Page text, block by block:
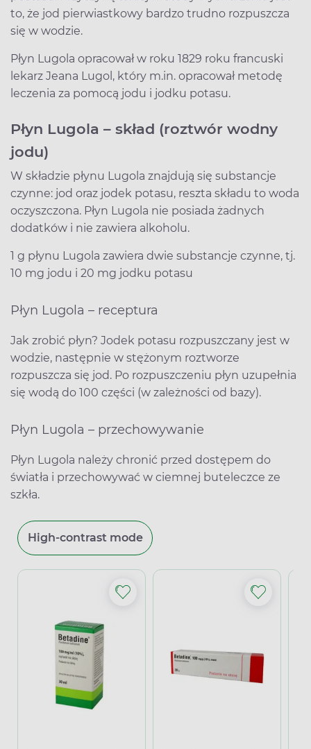
to, że jod pierwiastkowy bardzo trudno rozpuszcza
się w wodzie.
Płyn Lugola opracował w roku 1829 roku francuski
lekarz Jeana Lugol, który m.in. opracował metodę
leczenia za pomocą jodu i jodku potasu.
Płyn Lugola – skład (roztwór wodny
jodu)
W składzie płynu Lugola znajdują się substancje
czynne: jod oraz jodek potasu, reszta składu to woda
oczyszczona. Płyn Lugola nie posiada żadnych
dodatków i nie zawiera alkoholu.
1 g płynu Lugola zawiera dwie substancje czynne, tj.
10 mg jodu i 20 mg jodku potasu
Płyn Lugola – receptura
Jak zrobić płyn? Jodek potasu rozpuszczany jest w
wodzie, następnie w stężonym roztworze
rozpuszcza się jod. Po rozpuszczeniu płyn uzupełnia
się wodą do 100 części (w zależności od bazy).
Płyn Lugola – przechowywanie
Płyn Lugola należy chronić przed dostępem do
światła i przechowywać w ciemnej buteleczce ze
szkła.
High-contrast mode